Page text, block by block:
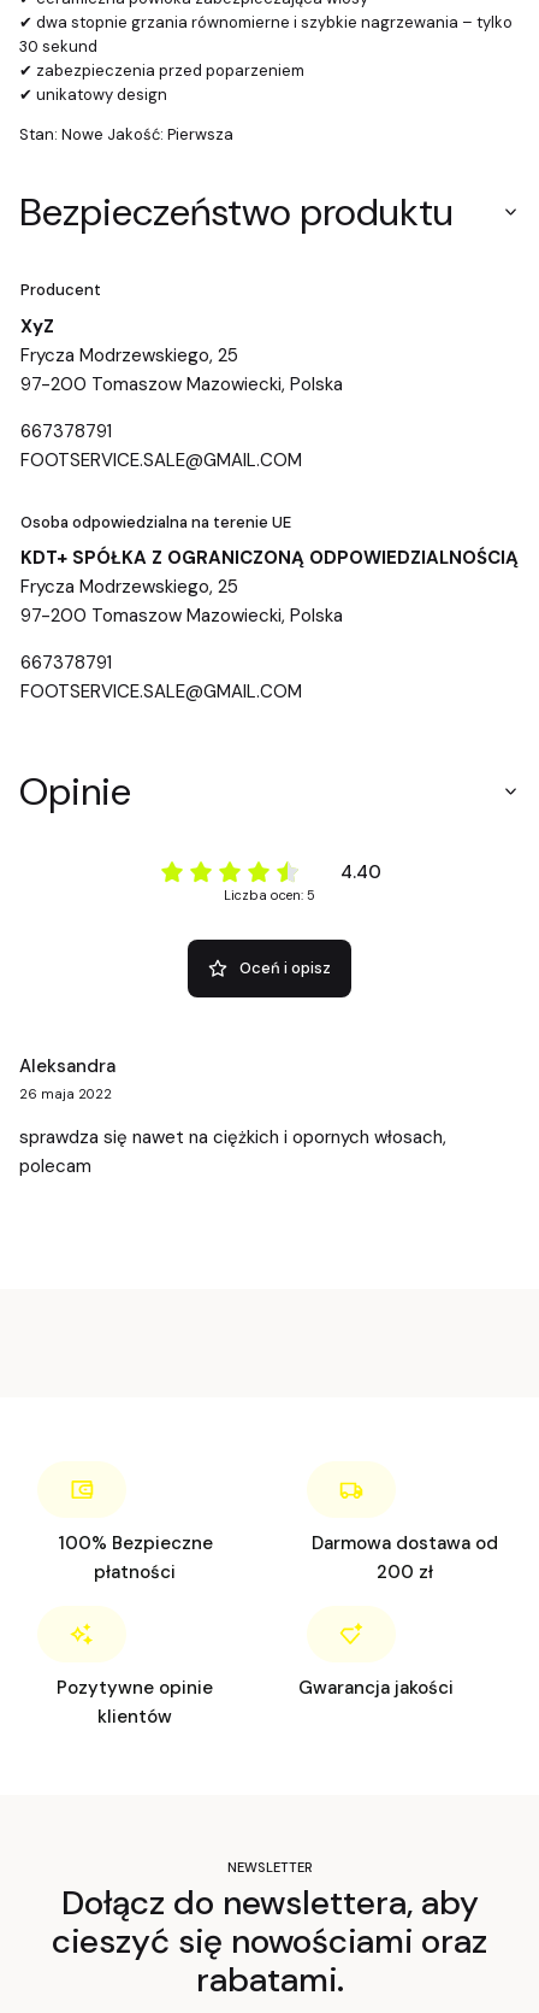
✔ dwa stopnie grzania równomierne i szybkie nagrzewania – tylko
30 sekund
✔ zabezpieczenia przed poparzeniem
✔ unikatowy design
Stan: Nowe Jakość: Pierwsza
Bezpieczeństwo produktu
Producent
XyZ
Frycza Modrzewskiego, 25
97-200 Tomaszow Mazowiecki, Polska
667378791
FOOTSERVICE.SALE@GMAIL.COM
Osoba odpowiedzialna na terenie UE
KDT+ SPÓŁKA Z OGRANICZONĄ ODPOWIEDZIALNOŚCIĄ
Frycza Modrzewskiego, 25
97-200 Tomaszow Mazowiecki, Polska
667378791
FOOTSERVICE.SALE@GMAIL.COM
Opinie
4.40
Liczba ocen: 5
Oceń i opisz
Aleksandra
26 maja 2022
sprawdza się nawet na ciężkich i opornych włosach,
polecam
100% Bezpieczne
płatności
Darmowa dostawa od
200 zł
Pozytywne opinie
klientów
Gwarancja jakości
NEWSLETTER
Dołącz do newslettera, aby
cieszyć się nowościami oraz
rabatami.